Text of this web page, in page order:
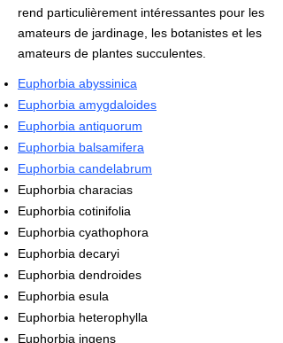
rend particulièrement intéressantes pour les
amateurs de jardinage, les botanistes et les
amateurs de plantes succulentes.
Euphorbia abyssinica
Euphorbia amygdaloides
Euphorbia antiquorum
Euphorbia balsamifera
Euphorbia candelabrum
Euphorbia characias
Euphorbia cotinifolia
Euphorbia cyathophora
Euphorbia decaryi
Euphorbia dendroides
Euphorbia esula
Euphorbia heterophylla
Euphorbia ingens